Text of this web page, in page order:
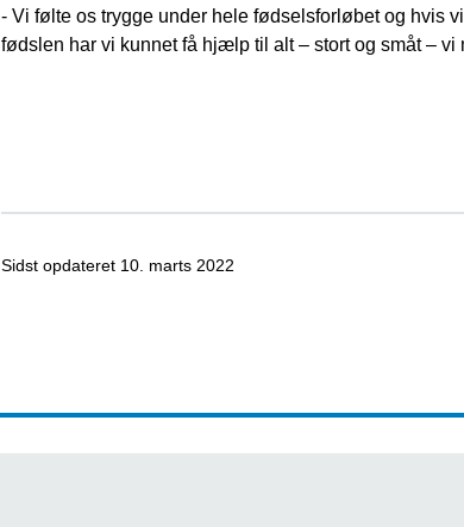
- Vi følte os trygge under hele fødselsforløbet og hvis
fødslen har vi kunnet få hjælp til alt – stort og småt –
Sidst opdateret 10. marts 2022